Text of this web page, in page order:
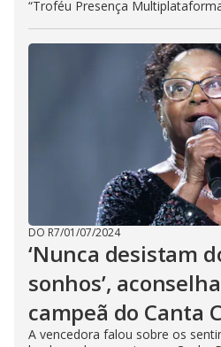
“Troféu Presença
DO R7/01/07/2024
‘Nunca desistam
sonhos’,
campeã do Canta
A vencedora falou sobre os